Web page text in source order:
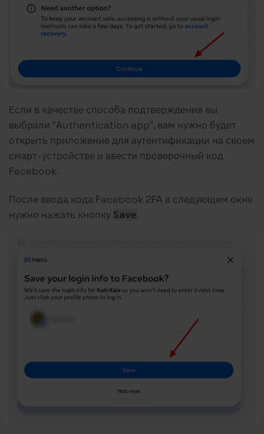
Если в качестве способа подтверждения вы
выбрали “Authentication app”, вам нужно будет
открыть приложение для аутентификации на своем
смарт-устройстве и ввести проверочный код
Facebook.
После ввода кода Facebook 2FA в следующем окне
нужно нажать кнопку Save.